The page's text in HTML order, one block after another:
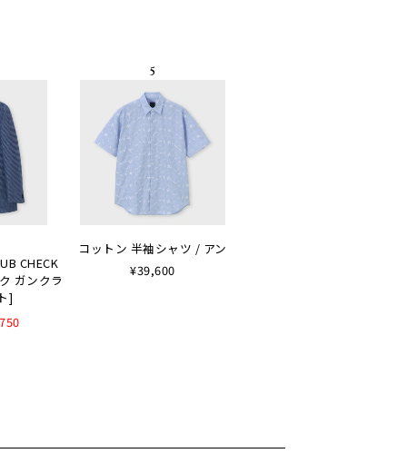
CHECK
ガンクラ
]
コットン 半袖シャツ / アン
¥39,600